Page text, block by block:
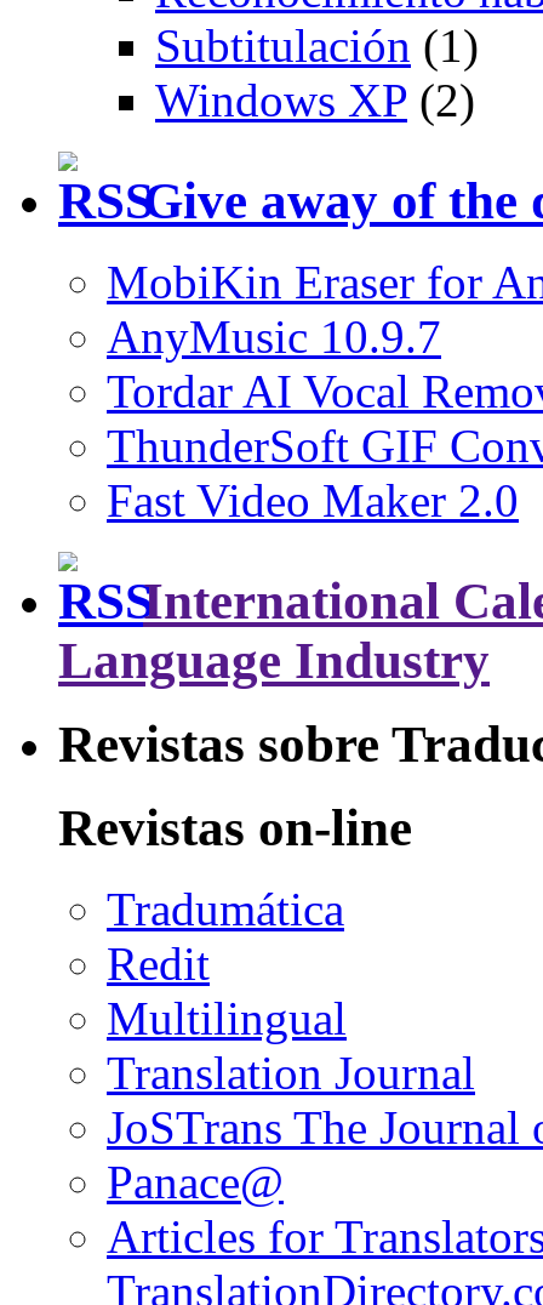
Subtitulación (1)
Windows XP (2)
Give away of the
MobiKin Eraser for
AnyMusic 10.9.7
Tordar AI Vocal
ThunderSoft GIF
Fast Video Maker 2.0
International
Language Industry
Revistas sobre
Revistas on-line
Tradumática
Redit
Multilingual
Translation Journal
JoSTrans The
Panace@
Articles for